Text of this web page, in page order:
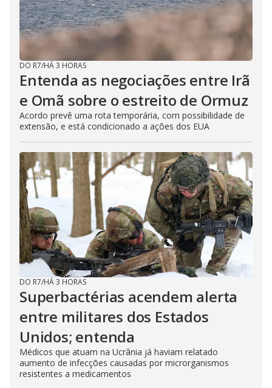
DO R7/HÁ 3 HORAS
Entenda as negociações entre Irã
e Omã sobre o estreito de Ormuz
Acordo prevê uma rota temporária, com possibilidade de
extensão, e está condicionado a ações dos EUA
DO R7/HÁ 3 HORAS
Superbactérias acendem alerta
entre militares dos Estados
Unidos; entenda
Médicos que atuam na Ucrânia já haviam relatado
aumento de infecções causadas por microrganismos
resistentes a medicamentos